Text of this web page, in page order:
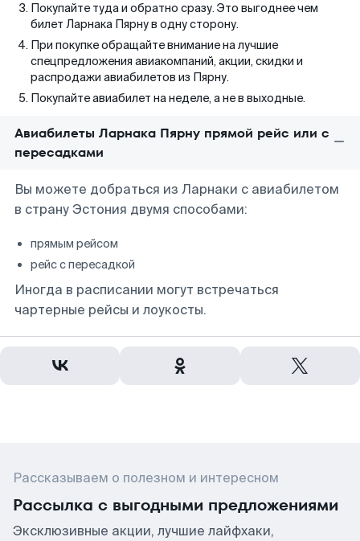
Покупайте туда и обратно сразу. Это выгоднее чем
билет Ларнака Пярну в одну сторону.
При покупке обращайте внимание на лучшие
спецпредложения авиакомпаний, акции, скидки и
распродажи авиабилетов из Пярну.
Покупайте авиабилет на неделе, а не в выходные.
Авиабилеты Ларнака Пярну прямой рейс или с
пересадками
Вы можете добраться из Ларнаки с авиабилетом
в страну Эстония двумя способами:
прямым рейсом
рейс с пересадкой
Иногда в расписании могут встречаться
чартерные рейсы и лоукосты.
Рассказываем о полезном и интересном
Рассылка с выгодными предложениями
Эксклюзивные акции, лучшие лайфхаки,